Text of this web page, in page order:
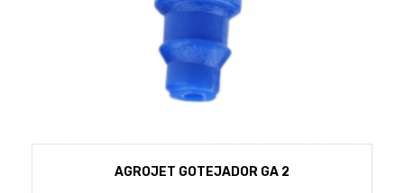
AGROJET GOTEJADOR GA 2